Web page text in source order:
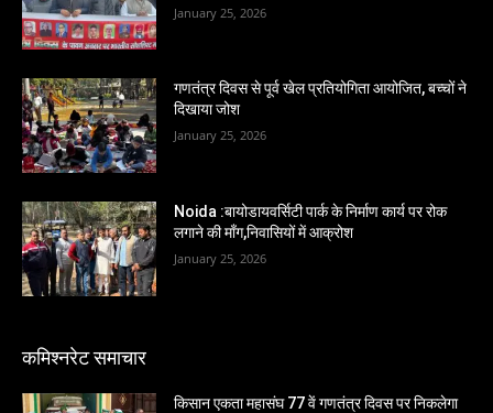
January 25, 2026
गणतंत्र दिवस से पूर्व खेल प्रतियोगिता आयोजित, बच्चों ने
दिखाया जोश
January 25, 2026
Noida :बायोडायवर्सिटी पार्क के निर्माण कार्य पर रोक
लगाने की माँग,निवासियों में आक्रोश
January 25, 2026
कमिश्नरेट समाचार
किसान एकता महासंघ 77 वें गणतंत्र दिवस पर निकलेगा